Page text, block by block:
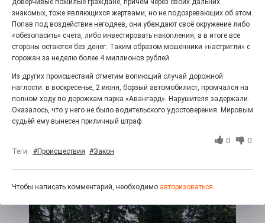
«Районы-кварталы»
путешествуют по городу
27.07.2026 0
Радость в квадрате! На этой неделе электростальцев
доверчивые пожилые граждане, причём через своих дальних
знакомых, тоже являющихся жертвами, но не подозревающих об этом.
Попав под воздействие негодяев, они убеждают своё окружение либо
«обезопасить» счета, либо инвестировать накопления, а в итоге все
стороны остаются без денег. Таким образом мошенники «настригли» с
горожан за неделю более 4 миллионов рублей.
Из других происшествий отметим вопиющий случай дорожной
наглости: в воскресенье, 2 июня, борзый автомобилист, промчался на
полном ходу по дорожкам парка «Авангард». Нарушителя задержали.
Оказалось, что у него не было водительского удостоверения. Мировым
судьёй ему вынесен приличный штраф.
0 0
Теги: #Происшествия #Закон
Чтобы написать комментарий, необходимо авторизоваться.